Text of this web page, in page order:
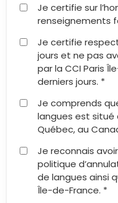
Je certifie sur
renseignements
Je certifie
jours et ne pas
par la CCI Paris
derniers jours. *
Je comprends
langues est situé
Québec, au
Je reconnais
politique
de langues ainsi
Île-de-France. *